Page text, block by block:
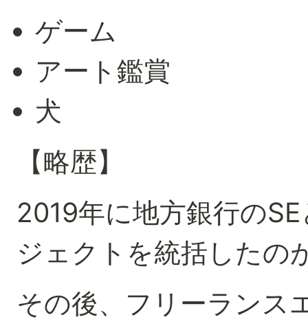
ゲーム
アート鑑賞
犬
【略歴】
2019年に地方銀行の
ジェクトを統括したの
その後、フリーランス